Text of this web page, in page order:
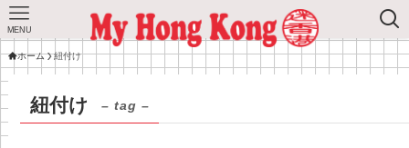
MENU
ホーム 紐付け
紐付け – tag –